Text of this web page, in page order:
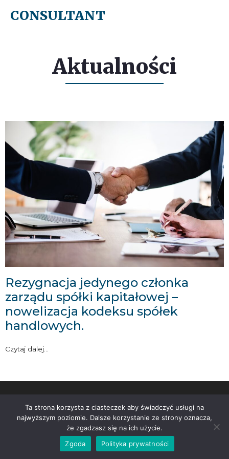
CONSULTANT
Aktualności
Rezygnacja jedynego członka
zarządu spółki kapitałowej –
nowelizacja kodeksu spółek
handlowych.
Czytaj dalej...
© 2026 Kancelaria Consultant
Ta strona korzysta z ciasteczek aby świadczyć usługi na
najwyższym poziomie. Dalsze korzystanie ze strony oznacza,
że zgadzasz się na ich użycie.
Zgoda
Polityka prywatności